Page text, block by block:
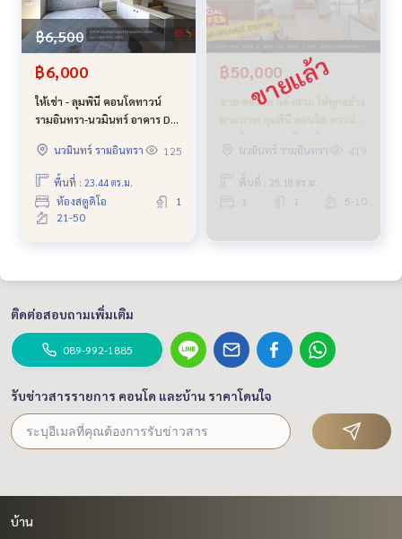
฿6,500
฿6,000
ให้เช่า - ลุมพินี คอนโดทาวน์
รามอินทรา-นวมินทร์ อาคาร D
นวมินทร์ รามอินทรา
125
พื้นที่ : 23.44 ตร.ม.
ห้องสตูดิโอ
1
21-50
฿50,000
ขาย คอนโด แต่งสวย ให้ทุกอย่าง
รามอินทรา กม. 8 ใกล้ รพ. สิน
แพทย์
นวมินทร์ รามอินทรา
พื้นที่ : 25.18 ตร.ม.
1 1 5-10
ติดต่อสอบถามเพิ่มเติม
089-992-1885
รับข่าวสารรายการ คอนโด และบ้าน ราคาโดนใจ
บ้าน